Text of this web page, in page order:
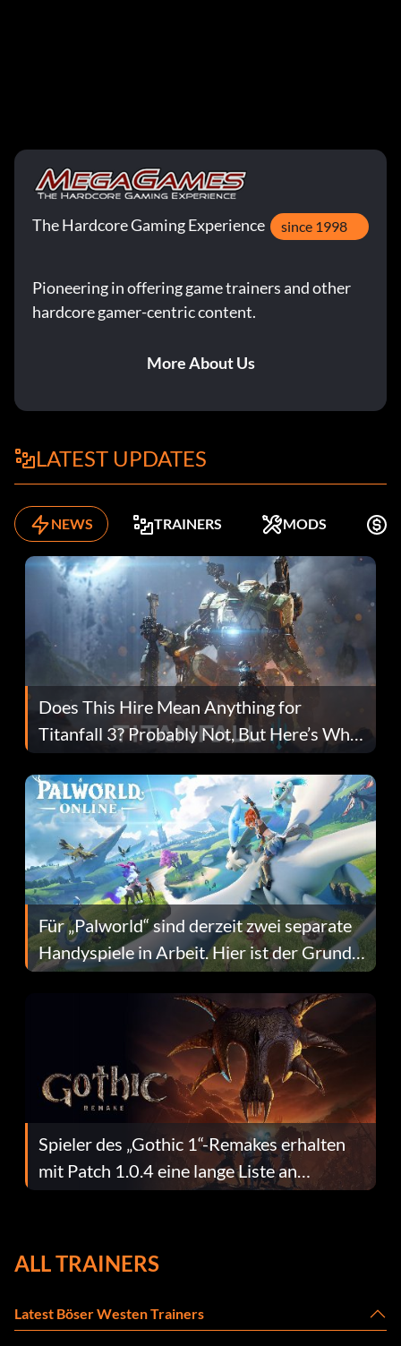
The Hardcore Gaming Experience since 1998
Pioneering in offering game trainers and other
hardcore gamer-centric content.
More About Us
LATEST UPDATES
NEWS TRAINERS MODS
Does This Hire Mean Anything for
Titanfall 3? Probably Not, But Here’s Why
Fans Are Hopeful
Für „Palworld“ sind derzeit zwei separate
Handyspiele in Arbeit. Hier ist der Grund
dafür.
Spieler des „Gothic 1“-Remakes erhalten
mit Patch 1.0.4 eine lange Liste an
Fehlerbehebungen
ALL TRAINERS
Latest Böser Westen Trainers